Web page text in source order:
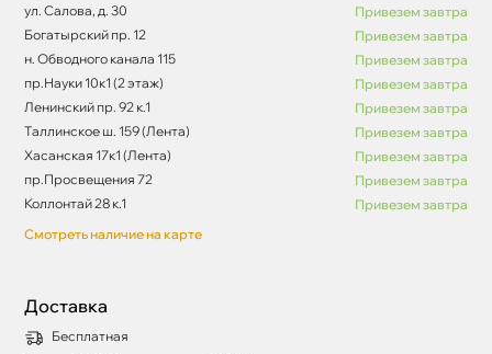
ул. Салова, д. 30
Привезем завтра
Богатырский пр. 12
Привезем завтра
н. Обводного канала 115
Привезем завтра
пр.Науки 10к1 (2 этаж)
Привезем завтра
Ленинский пр. 92 к.1
Привезем завтра
Таллинское ш. 159 (Лента)
Привезем завтра
Хасанская 17к1 (Лента)
Привезем завтра
пр.Просвещения 72
Привезем завтра
Коллонтай 28 к.1
Привезем завтра
Смотреть наличие на карте
Доставка
Бесплатная